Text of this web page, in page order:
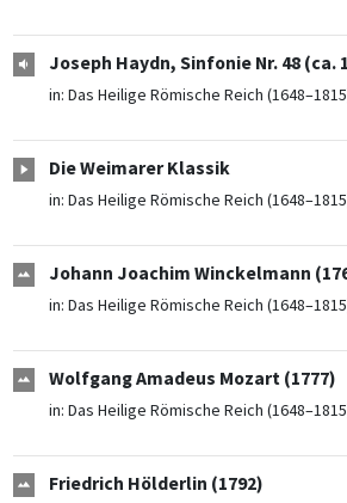
Joseph Haydn, Sinfonie Nr. 48 (ca.
in: Das Heilige Römische Reich
Die Weimarer Klassik
in: Das Heilige Römische Reich
Johann Joachim Winckelmann
in: Das Heilige Römische Reich
Wolfgang Amadeus Mozart (1777)
in: Das Heilige Römische Reich
Friedrich Hölderlin (1792)